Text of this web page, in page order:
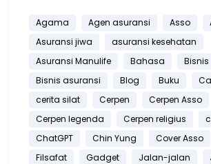
Agama Agen asuransi Asso
Asuransi jiwa
asuransi kesehatan
Asuransi Manulife
Bahasa
Bisnis
Bisnis asuransi
Blog Buku
cerita silat
Cerpen
Cerpen Asso
Cerpen legenda
Cerpen religius
ChatGPT
Chin Yung Cover Asso
Filsafat
Gadget Jalan-jalan